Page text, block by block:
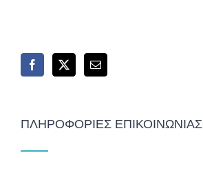
ΠΛΗΡΟΦΟΡΊΕΣ ΕΠΙΚΟΙΝΩΝΊΑΣ